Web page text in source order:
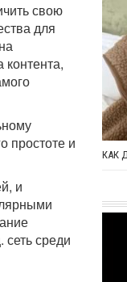
свою
для
простоте и
и
среди
КАК